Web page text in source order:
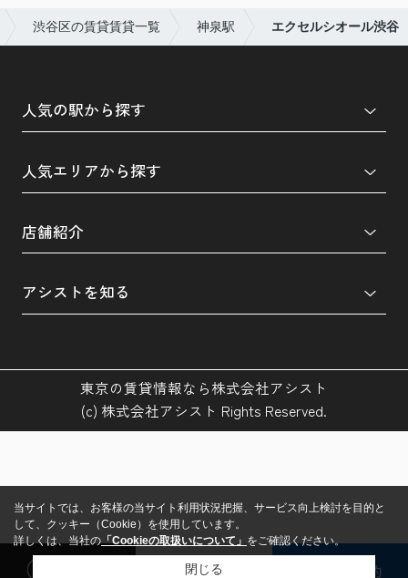
渋谷区の賃貸賃貸一覧 神泉駅 エクセルシオール渋谷
人気の駅から探す
人気エリアから探す
店舗紹介
アシストを知る
東京の賃貸情報なら株式会社アシスト
(c) 株式会社アシスト Rights Reserved.
検討リスト 来店予約
当サイトでは、お客様の当サイト利用状況把握、サービス向上検討を目的と
して、クッキー（Cookie）を使用しています。
詳しくは、当社の「Cookieの取扱いについて」 をご確認ください。
閉じる